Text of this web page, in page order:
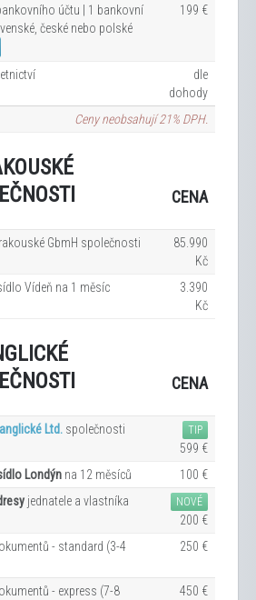
účtu | 1 bankovní
české nebo polské
199 €
dle
dohody
Ceny neobsahují 21% DPH.
CENA
GbmH společnosti
85.990
Kč
Vídeň na 1 měsíc
3.390
Kč
CENA
Ltd. společnosti TIP
599 €
Londýn na 12 měsíců
100 €
jednatele a vlastníka NOVÉ
200 €
- standard (3-4
250 €
- express (7-8
450 €